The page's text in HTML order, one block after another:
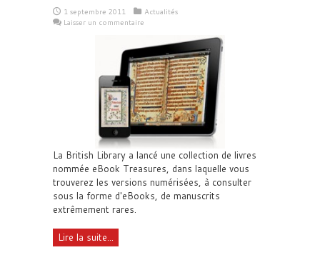
1 septembre 2011
Actualités
Laisser un commentaire
La British Library a lancé une collection de livres
nommée eBook Treasures, dans laquelle vous
trouverez les versions numérisées, à consulter
sous la forme d'eBooks, de manuscrits
extrêmement rares.
Lire la suite...